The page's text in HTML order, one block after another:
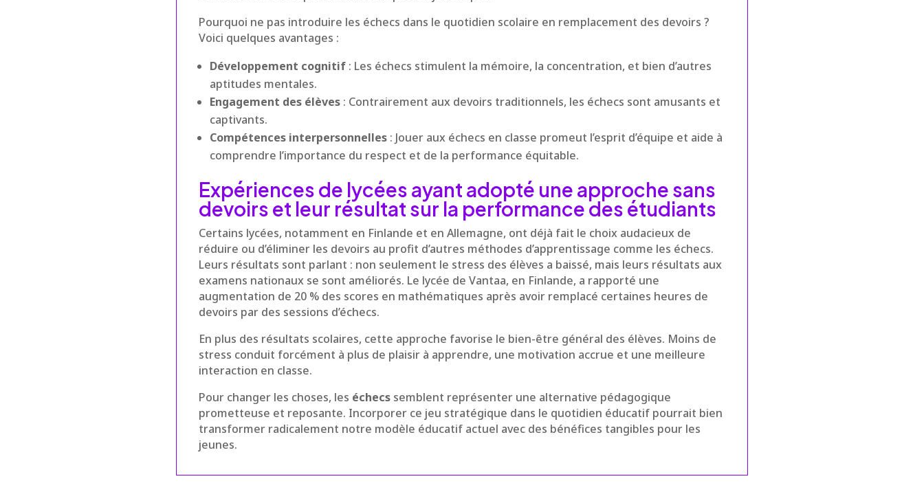
Pourquoi ne pas introduire les échecs dans le quotidien scolaire en remplacement des devoirs ?
Voici quelques avantages :
Développement cognitif : Les échecs stimulent la mémoire, la concentration, et bien d’autres
aptitudes mentales.
Engagement des élèves : Contrairement aux devoirs traditionnels, les échecs sont amusants et
captivants.
Compétences interpersonnelles : Jouer aux échecs en classe promeut l’esprit d’équipe et aide à
comprendre l’importance du respect et de la performance équitable.
Expériences de lycées ayant adopté une approche sans
devoirs et leur résultat sur la performance des étudiants
Certains lycées, notamment en Finlande et en Allemagne, ont déjà fait le choix audacieux de
réduire ou d’éliminer les devoirs au profit d’autres méthodes d’apprentissage comme les échecs.
Leurs résultats sont parlant : non seulement le stress des élèves a baissé, mais leurs résultats aux
examens nationaux se sont améliorés. Le lycée de Vantaa, en Finlande, a rapporté une
augmentation de 20 % des scores en mathématiques après avoir remplacé certaines heures de
devoirs par des sessions d’échecs.
En plus des résultats scolaires, cette approche favorise le bien-être général des élèves. Moins de
stress conduit forcément à plus de plaisir à apprendre, une motivation accrue et une meilleure
interaction en classe.
Pour changer les choses, les échecs semblent représenter une alternative pédagogique
prometteuse et reposante. Incorporer ce jeu stratégique dans le quotidien éducatif pourrait bien
transformer radicalement notre modèle éducatif actuel avec des bénéfices tangibles pour les
jeunes.